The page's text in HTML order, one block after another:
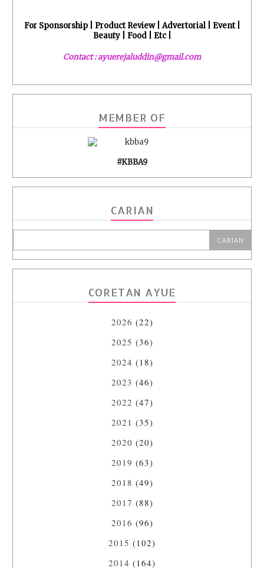
For Sponsorship | Product Review | Advertorial | Event |
Beauty | Food | Etc |
Contact : ayuerejaluddin@gmail.com
MEMBER OF
#KBBA9
CARIAN
CORETAN AYUE
2026 (22)
2025 (36)
2024 (18)
2023 (46)
2022 (47)
2021 (35)
2020 (20)
2019 (63)
2018 (49)
2017 (88)
2016 (96)
2015 (102)
2014 (164)